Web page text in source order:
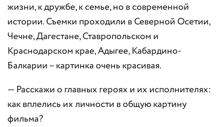
жизни, к дружбе, к семье, но в современной
истории. Съемки проходили в Северной Осетии,
Чечне, Дагестане, Ставропольском и
Краснодарском крае, Адыгее, Кабардино-
Балкарии – картинка очень красивая.
— Расскажи о главных героях и их исполнителях:
как вплелись их личности в общую картину
фильма?